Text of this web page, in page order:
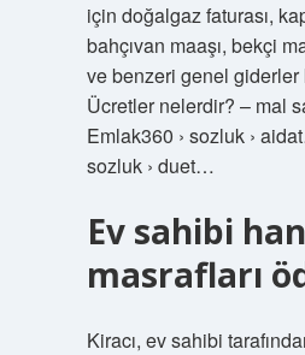
için doğalgaz faturası,
bahçıvan maaşı, bekçi
ve benzeri genel giderler
Ücretler nelerdir? – mal
Emlak360 › sozluk ›
sozluk › duet…
Ev sahibi
masrafları
Kiracı, ev sahibi